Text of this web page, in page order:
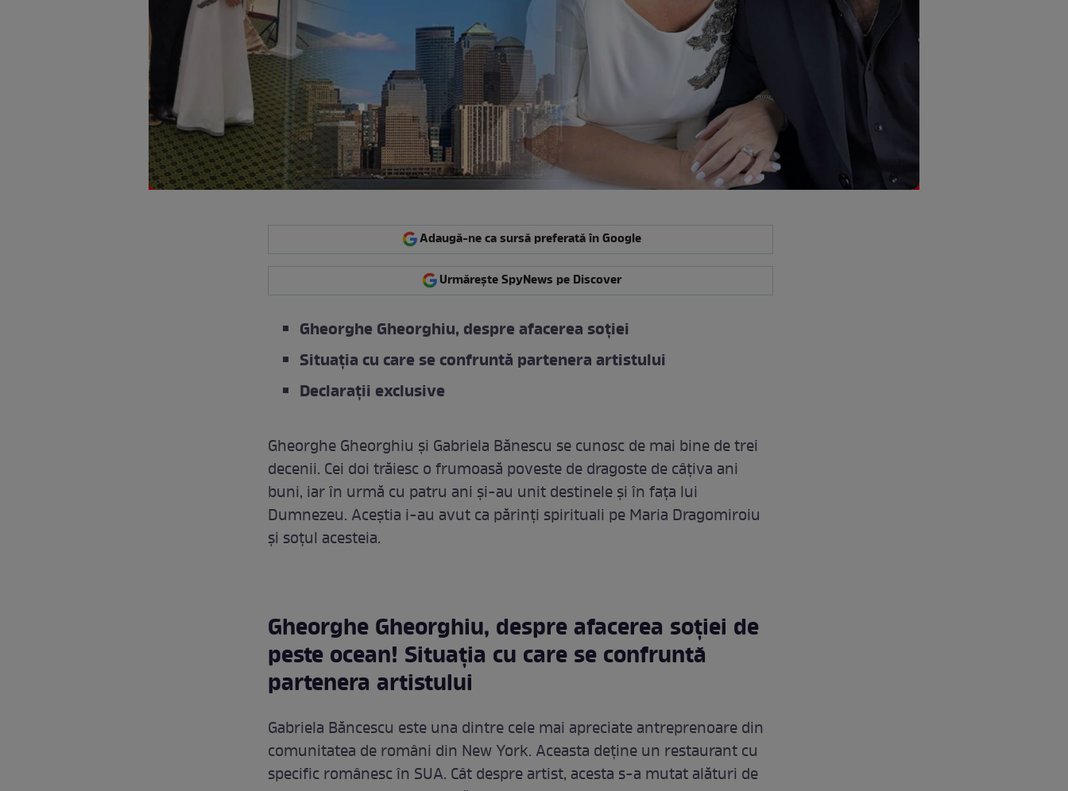
Adaugă-ne ca sursă preferată în Google
Urmărește SpyNews pe Discover
Gheorghe Gheorghiu, despre afacerea soției
Situația cu care se confruntă partenera artistului
Declarații exclusive
Gheorghe Gheorghiu și Gabriela Bănescu se cunosc de mai bine de trei
decenii. Cei doi trăiesc o frumoasă poveste de dragoste de câțiva ani
buni, iar în urmă cu patru ani și-au unit destinele și în fața lui
Dumnezeu. Aceștia i-au avut ca părinți spirituali pe Maria Dragomiroiu
și soțul acesteia.
Gheorghe Gheorghiu, despre afacerea soției de
peste ocean! Situația cu care se confruntă
partenera artistului
Gabriela Băncescu este una dintre cele mai apreciate antreprenoare din
comunitatea de români din New York. Aceasta deține un restaurant cu
specific românesc în SUA. Cât despre artist, acesta s-a mutat alături de